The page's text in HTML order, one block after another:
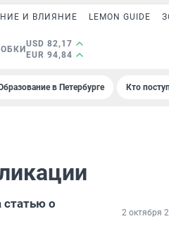
И ВЛИЯНИЕ LEMON GUIDE
USD 82,17
EUR 94,84
в Петербурге Кто
о
2 октября